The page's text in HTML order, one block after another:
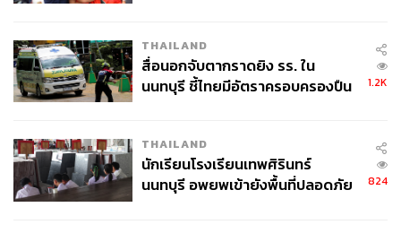
THAILAND
สื่อนอกจับตากราดยิง รร. ใน
นนทบุรี ชี้ไทยมีอัตราครอบครองปืน
1.2K
THAILAND
นักเรียนโรงเรียนเทพศิรินทร์
นนทบุรี อพยพเข้ายังพื้นที่ปลอดภัย
824